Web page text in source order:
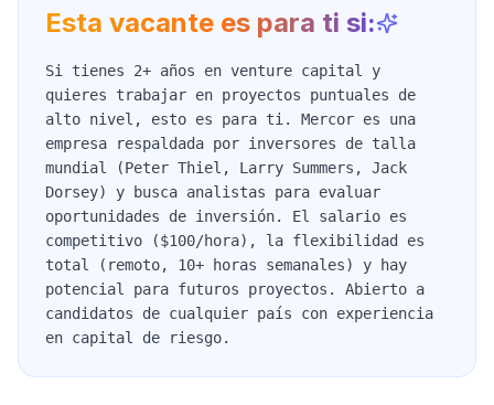
Esta vacante es para ti si:
Si tienes 2+ años en venture capital y
quieres trabajar en proyectos puntuales de
alto nivel, esto es para ti. Mercor es una
empresa respaldada por inversores de talla
mundial (Peter Thiel, Larry Summers, Jack
Dorsey) y busca analistas para evaluar
oportunidades de inversión. El salario es
competitivo ($100/hora), la flexibilidad es
total (remoto, 10+ horas semanales) y hay
potencial para futuros proyectos. Abierto a
candidatos de cualquier país con experiencia
en capital de riesgo.